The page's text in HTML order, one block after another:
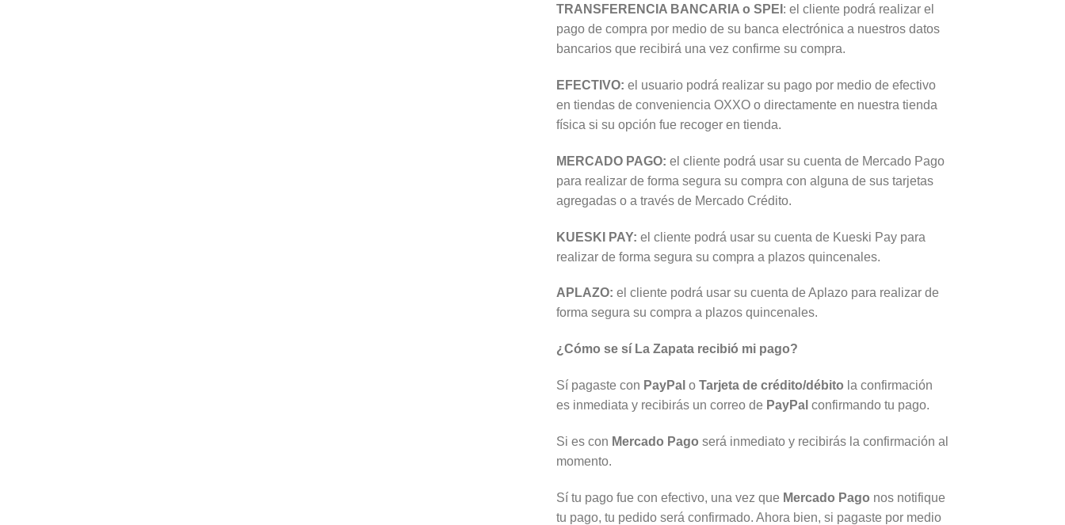
TRANSFERENCIA BANCARIA o SPEI : el cliente podrá realizar el
pago de compra por medio de su banca electrónica a nuestros datos
bancarios que recibirá una vez confirme su compra.
EFECTIVO: el usuario podrá realizar su pago por medio de efectivo
en tiendas de conveniencia OXXO o directamente en nuestra tienda
física si su opción fue recoger en tienda.
MERCADO PAGO: el cliente podrá usar su cuenta de Mercado Pago
para realizar de forma segura su compra con alguna de sus tarjetas
agregadas o a través de Mercado Crédito.
KUESKI PAY: el cliente podrá usar su cuenta de Kueski Pay para
realizar de forma segura su compra a plazos quincenales.
APLAZO: el cliente podrá usar su cuenta de Aplazo para realizar de
forma segura su compra a plazos quincenales.
¿Cómo se sí La Zapata recibió mi pago?
Sí pagaste con PayPal o Tarjeta de crédito/débito la confirmación
es inmediata y recibirás un correo de PayPal confirmando tu pago.
Si es con Mercado Pago será inmediato y recibirás la confirmación al
momento.
Sí tu pago fue con efectivo, una vez que Mercado Pago nos notifique
tu pago, tu pedido será confirmado. Ahora bien, si pagaste por medio